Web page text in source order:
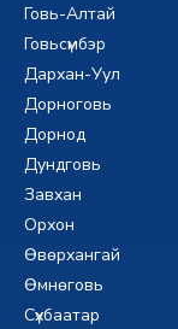
Говь-Алтай
Говьсүмбэр
Дархан-Уул
Дорноговь
Дорнод
Дундговь
Завхан
Орхон
Өвөрхангай
Өмнөговь
Сүхбаатар